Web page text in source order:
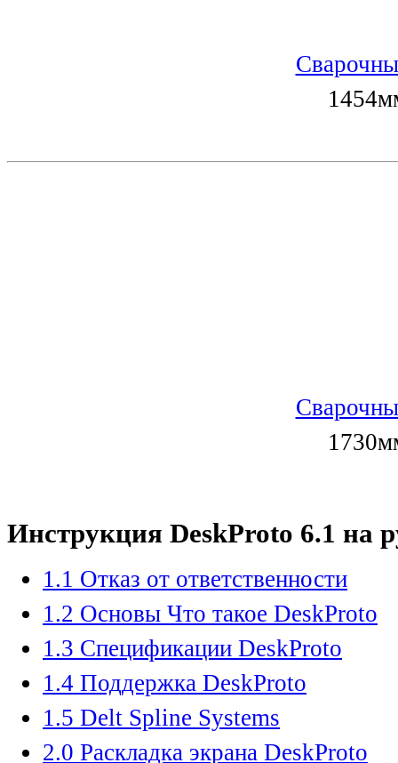
Инструкция DeskProto 6.1 на
1.1 Отказ от ответственности
1.2 Основы Что такое DeskProto
1.3 Спецификации DeskProto
1.4 Поддержка DeskProto
1.5 Delt Spline Systems
2.0 Раскладка экрана DeskProto